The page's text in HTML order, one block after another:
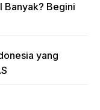
Banyak? Begini
yang